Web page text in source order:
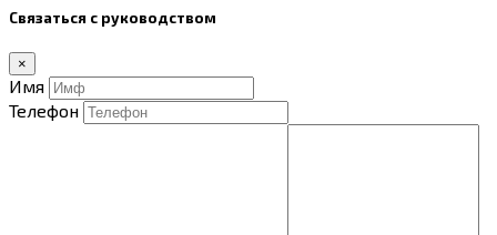
Связаться с руководством
×
Имя
Телефон